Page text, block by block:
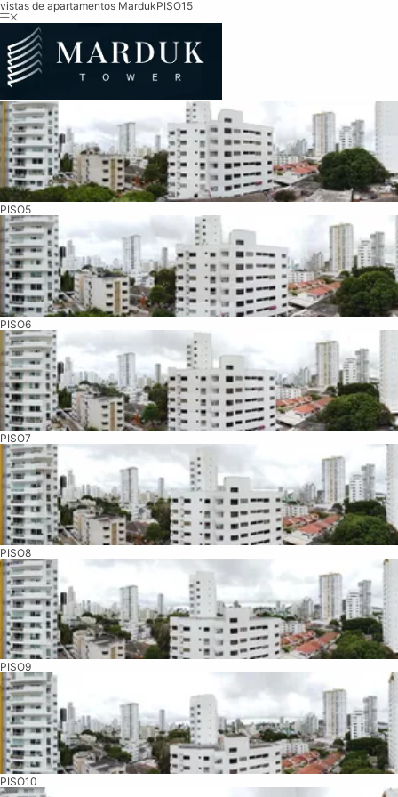
vistas de apartamentos MardukPISO15
PISO5
PISO6
PISO7
PISO8
PISO9
PISO10